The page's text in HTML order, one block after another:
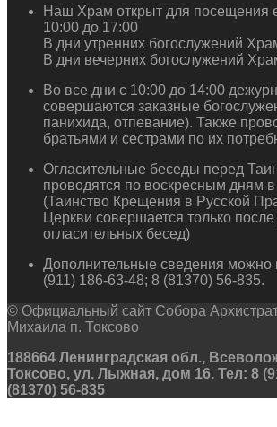
Наш Храм открыт для посещения
10:00 до 17:00
В дни утренних богослужений
В дни вечерних богослужений
Во все дни с 10:00 до 14:00
совершаются заказные
панихида, отпевание). Также
братьями и сестрами по их
Огласительные беседы перед
проводятся по воскресным дням
(Таинство Крещения в Русской
Церкви совершается только
огласительных бесед)
Дополнительные сведения можно
(911) 186-63-48; 8 (81370) 56-835.
© Официальный сайт Собора
Михаила п. Токсово
188664 Ленинградская обл.,
Токсово, ул. Лыжная, дом 16. Тел: 8
(81370) 56-835